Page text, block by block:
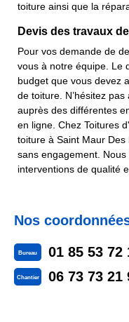
toiture ainsi que la
Devis des travaux
Pour vos demande de
vous à notre équipe. Le
budget que vous devez
de toiture. N’hésitez
auprès des différentes
en ligne. Chez Toitures
toiture à Saint Maur
sans engagement.
interventions de qualité
Nos
Bureau 01 85 53 72
Chantier 06 73 73 21